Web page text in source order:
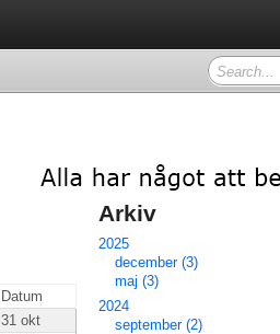
Datum
31 okt
Arkiv
2025
december (3)
maj (3)
2024
september (2)